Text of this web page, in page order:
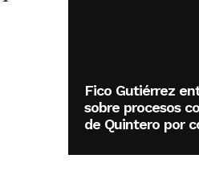
Fico Gutiérrez
sobre procesos
de Quintero por